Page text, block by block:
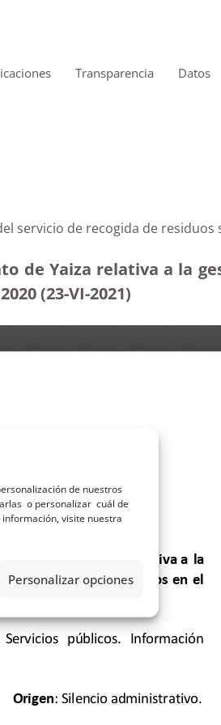
de nuestros
o personalizar cuál de
visite nuestra
Personalizar opciones
Transparencia Datos
servicio de recogida de
de Yaiza relativa a la
(23-VI-2021)